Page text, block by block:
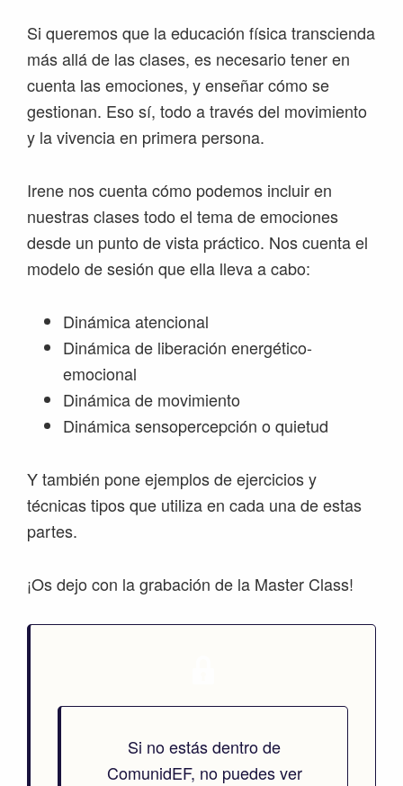
Si queremos que la educación física transcienda
más allá de las clases, es necesario tener en
cuenta las emociones, y enseñar cómo se
gestionan. Eso sí, todo a través del movimiento
y la vivencia en primera persona.
Irene nos cuenta cómo podemos incluir en
nuestras clases todo el tema de emociones
desde un punto de vista práctico. Nos cuenta el
modelo de sesión que ella lleva a cabo:
Dinámica atencional
Dinámica de liberación energético-
emocional
Dinámica de movimiento
Dinámica sensopercepción o quietud
Y también pone ejemplos de ejercicios y
técnicas tipos que utiliza en cada una de estas
partes.
¡Os dejo con la grabación de la Master Class!
Si no estás dentro de
ComunidEF, no puedes ver